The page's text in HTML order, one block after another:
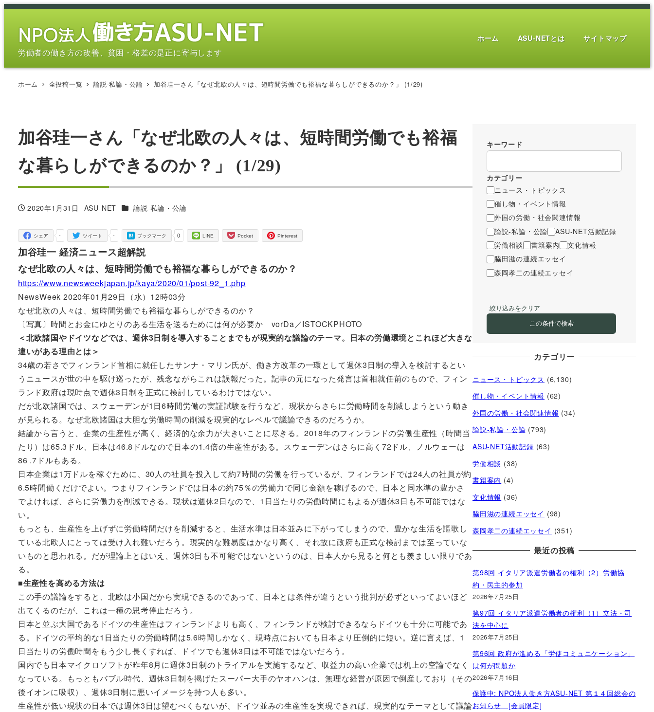
メ
労働者の働き方の改善、貧困・格差の是正に寄与します
ホーム ASU-NETとは サイトマップ
ホーム 全投稿一覧 論説-私論・公論 加谷珪一さん「なぜ北欧の人々は、短時間労働でも裕福な暮らしができるのか？」 (1/29)
加谷珪一さん「なぜ北欧の人々は、短時間労働でも裕福
な暮らしができるのか？」 (1/29)
投稿日
2020年1月31日
著
ASU-NET カテゴリー
論説-私論・公論
-
シェア -
ツイート 0
ブックマーク LINE Pocket Pinterest
加谷珪一 経済ニュース超解説
なぜ北欧の人々は、短時間労働でも裕福な暮らしができるのか？
https://www.newsweekjapan.jp/kaya/2020/01/post-92_1.php
NewsWeek 2020年01月29日（水）12時03分
なぜ北欧の人々は、短時間労働でも裕福な暮らしができるのか？
〔写真〕時間とお金にゆとりのある生活を送るためには何が必要か vorDa／ISTOCKPHOTO
＜北欧諸国やドイツなどでは、週休3日制を導入することまでもが現実的な議論のテーマ。日本の労働環境とこれほど大きな
違いがある理由とは＞
34歳の若さでフィンランド首相に就任したサンナ・マリン氏が、働き方改革の一環として週休3日制の導入を検討するとい
うニュースが世の中を駆け巡ったが、残念ながらこれは誤報だった。記事の元になった発言は首相就任前のもので、フィン
ランド政府は現時点で週休3日制を正式に検討しているわけではない。
だが北欧諸国では、スウェーデンが1日6時間労働の実証試験を行うなど、現状からさらに労働時間を削減しようという動き
が見られる。なぜ北欧諸国は大胆な労働時間の削減を現実的なレベルで議論できるのだろうか。
結論から言うと、企業の生産性が高く、経済的な余力が大きいことに尽きる。2018年のフィンランドの労働生産性（時間当
たり）は65.3ドル、日本は46.8ドルなので日本の1.4倍の生産性がある。スウェーデンはさらに高く72ドル、ノルウェーは
86 .7ドルもある。
日本企業は1万ドルを稼ぐために、30人の社員を投入して約7時間の労働を行っているが、フィンランドでは24人の社員が約
6.5時間働くだけでよい。つまりフィンランドでは日本の約75％の労働力で同じ金額を稼げるので、日本と同水準の豊かさ
でよければ、さらに労働力を削減できる。現状は週休2日なので、1日当たりの労働時間にもよるが週休3日も不可能ではな
い。
もっとも、生産性を上げずに労働時間だけを削減すると、生活水準は日本並みに下がってしまうので、豊かな生活を謳歌し
ている北欧人にとっては受け入れ難いだろう。現実的な難易度はかなり高く、それ故に政府も正式な検討までは至っていな
いものと思われる。だが理論上とはいえ、週休3日も不可能ではないというのは、日本人から見ると何とも羨ましい限りであ
る。
■生産性を高める方法は
この手の議論をすると、北欧は小国だから実現できるのであって、日本とは条件が違うという批判が必ずといってよいほど
出てくるのだが、これは一種の思考停止だろう。
日本と並ぶ大国であるドイツの生産性はフィンランドよりも高く、フィンランドが検討できるならドイツも十分に可能であ
る。ドイツの平均的な1日当たりの労働時間は5.6時間しかなく、現時点においても日本より圧倒的に短い。逆に言えば、1
日当たりの労働時間をもう少し長くすれば、ドイツでも週休3日は不可能ではないだろう。
国内でも日本マイクロソフトが昨年8月に週休3日制のトライアルを実施するなど、収益力の高い企業では机上の空論でなく
なっている。もっともバブル時代、週休3日制を掲げたスーパー大手のヤオハンは、無理な経営が原因で倒産しており（その
後イオンに吸収）、週休3日制に悪いイメージを持つ人も多い。
生産性が低い現状の日本では週休3日は望むべくもないが、ドイツ並みの生産性を実現できれば、現実的なテーマとして議論
キーワード
カテゴリー
ニュース・トピックス
催し物・イベント情報
外国の労働・社会関連情報
論説-私論・公論
ASU-NET活動記録
労働相談
書籍案内
文化情報
脇田滋の連続エッセイ
森岡孝二の連続エッセイ
絞り込みをクリア
この条件で検索
カテゴリー
ニュース・トピックス (6,130)
催し物・イベント情報 (62)
外国の労働・社会関連情報 (34)
論説-私論・公論 (793)
ASU-NET活動記録 (63)
労働相談 (38)
書籍案内 (4)
文化情報 (36)
脇田滋の連続エッセイ (98)
森岡孝二の連続エッセイ (351)
最近の投稿
第98回 イタリア派遣労働者の権利（2）労働協
約・民主的参加
2026年7月25日
第97回 イタリア派遣労働者の権利（1）立法・司
法を中心に
2026年7月25日
第96回 政府が進める「労使コミュニケーション」
は何が問題か
2026年7月16日
保護中: NPO法人働き方ASU-NET 第１４回総会の
お知らせ [会員限定]